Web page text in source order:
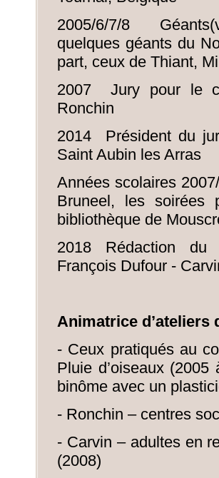
2005/6/7/8
quelques géants du
part, ceux de Thiant,
2007 Jury pour le
Ronchin
2014 Président du
Saint Aubin les Arras
Années scolaires
Bruneel, les soirées
bibliothèque de
2018 Rédaction du
François Dufour -
Animatrice d’ateliers
- Ceux pratiqués au
Pluie d’oiseaux
binôme avec un
- Ronchin – centres
- Carvin – adultes en
(2008)